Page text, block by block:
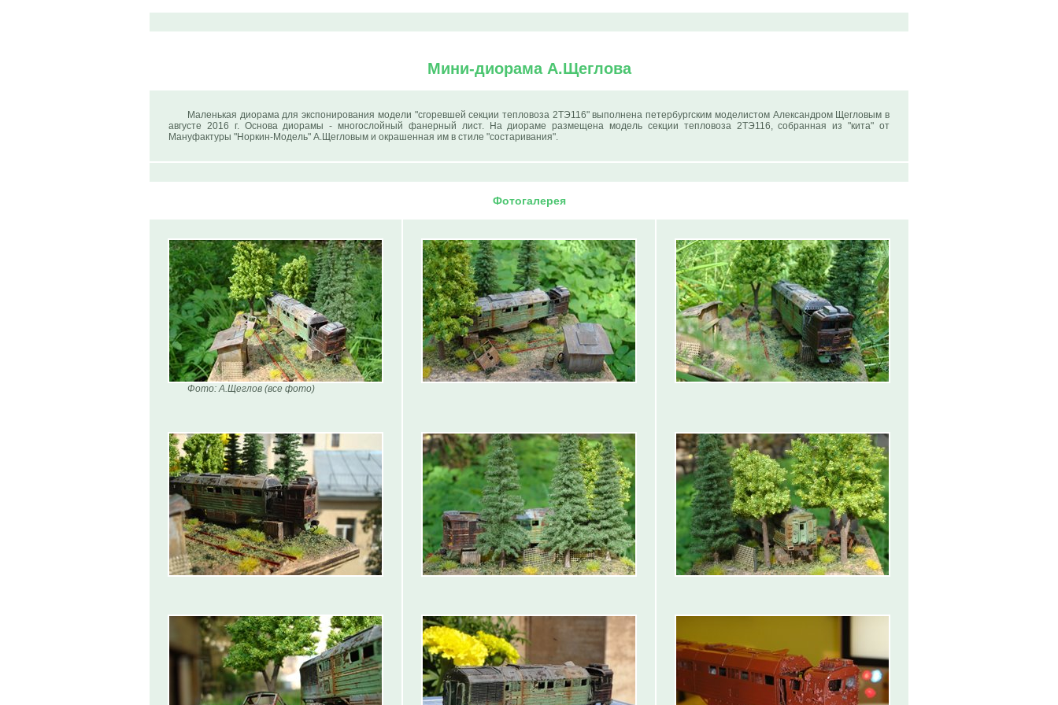
Мини-диорама А.Щеглова
Маленькая диорама для экспонирования модели "сгоревшей секции тепловоза 2ТЭ116" выполнена петербургским моделистом Александром Щегловым в
августе 2016 г. Основа диорамы - многослойный фанерный лист. На диораме размещена модель секции тепловоза 2ТЭ116, собранная из "кита" от
Мануфактуры "Норкин-Модель" А.Щегловым и окрашенная им в стиле "состаривания".
Фотогалерея
Фото: А.Щеглов (все фото)